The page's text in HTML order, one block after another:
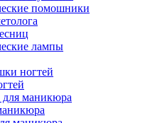
помошники
лампы
ногтей
маникюра